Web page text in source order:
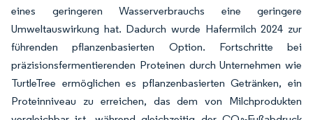
eines geringeren Wasserverbrauchs eine geringere
Umweltauswirkung hat. Dadurch wurde Hafermilch 2024 zur
führenden pflanzenbasierten Option. Fortschritte bei
präzisionsfermentierenden Proteinen durch Unternehmen wie
TurtleTree ermöglichen es pflanzenbasierten Getränken, ein
Proteinniveau zu erreichen, das dem von Milchprodukten